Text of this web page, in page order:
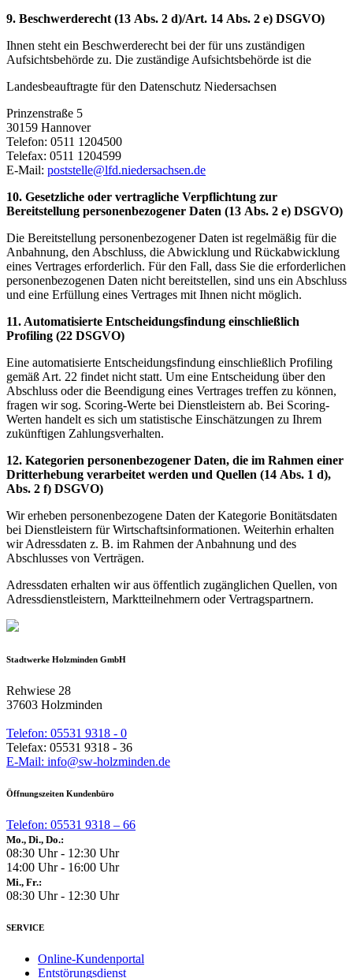
9. Beschwerderecht (13 Abs. 2 d)/Art. 14 Abs. 2 e) DSGVO)
Ihnen steht ein Beschwerderecht bei der für uns zuständigen
Aufsichtsbehörde zu. Die zuständige Aufsichtsbehörde ist die
Landesbeauftragte für den Datenschutz Niedersachsen
Prinzenstraße 5
30159 Hannover
Telefon: 0511 1204500
Telefax: 0511 1204599
E-Mail: poststelle@lfd.niedersachsen.de
10. Gesetzliche oder vertragliche Verpflichtung zur
Bereitstellung personenbezogener Daten (13 Abs. 2 e) DSGVO)
Die Bereitstellung personenbezogener Daten ist regelmäßig für die
Anbahnung, den Abschluss, die Abwicklung und Rückabwicklung
eines Vertrages erforderlich. Für den Fall, dass Sie die erforderlichen
personenbezogenen Daten nicht bereitstellen, sind uns ein Abschluss
und eine Erfüllung eines Vertrages mit Ihnen nicht möglich.
11. Automatisierte Entscheidungsfindung einschließlich
Profiling (22 DSGVO)
Eine automatisierte Entscheidungsfindung einschließlich Profiling
gemäß Art. 22 findet nicht statt. Um eine Entscheidung über den
Abschluss oder die Beendigung eines Vertrages treffen zu können,
fragen wir sog. Scoring-Werte bei Dienstleistern ab. Bei Scoring-
Werten handelt es sich um statistische Einschätzungen zu Ihrem
zukünftigen Zahlungsverhalten.
12. Kategorien personenbezogener Daten, die im Rahmen einer
Dritterhebung verarbeitet werden und Quellen (14 Abs. 1 d),
Abs. 2 f) DSGVO)
Wir erheben personenbezogene Daten der Kategorie Bonitätsdaten
bei Dienstleistern für Wirtschaftsinformationen. Weiterhin erhalten
wir Adressdaten z. B. im Rahmen der Anbahnung und des
Abschlusses von Verträgen.
Adressdaten erhalten wir aus öffentlich zugänglichen Quellen, von
Adressdienstleistern, Marktteilnehmern oder Vertragspartnern.
Stadtwerke Holzminden GmbH
Rehwiese 28
37603 Holzminden
Telefon: 05531 9318 - 0
Telefax: 05531 9318 - 36
E-Mail: info@sw-holzminden.de
Öffnungszeiten Kundenbüro
Telefon: 05531 9318 – 66
Mo., Di., Do.:
08:30 Uhr - 12:30 Uhr
14:00 Uhr - 16:00 Uhr
Mi., Fr.:
08:30 Uhr - 12:30 Uhr
SERVICE
Online-Kundenportal
Entstörungsdienst